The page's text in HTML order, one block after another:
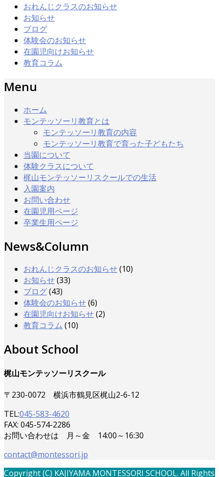
おれんじクラスのお知らせ
お知らせ
ブログ
体験会のお知らせ
在園児向けお知らせ
教育コラム
Menu
ホーム
モンテッソーリ教育とは
モンテッソーリ教育の内容
モンテッソーリ教育で育った子どもたち
当園について
体験クラスについて
梶山モンテッソーリスクールでの生活
入園案内
お問い合わせ
在園児用ページ
卒業生用ページ
News&Column
おれんじクラスのお知らせ(10)
お知らせ(33)
ブログ(43)
体験会のお知らせ(6)
在園児向けお知らせ(2)
教育コラム (10)
About School
梶山モンテッソーリスクール
〒230-0072 横浜市鶴見区梶山2-6-12
TEL:045-583-4620
FAX: 045-574-2286
お問い合わせは 月～金 14:00～16:30
contact@montessori.jp
Copyright (C) KAJIYAMA MONTESSORI SCHOOL. All Rights